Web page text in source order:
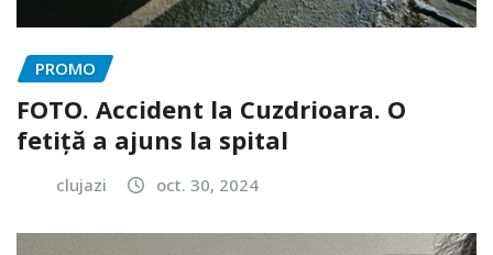
PROMO
FOTO. Accident la Cuzdrioara. O
fetiță a ajuns la spital
clujazi oct. 30, 2024